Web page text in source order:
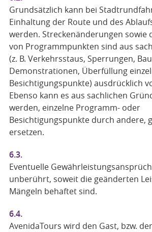
Grundsätzlich kann bei
Einhaltung der Route und des
werden. Streckenänderungen sowie
von Programmpunkten sind aus
(z. B. Verkehrsstaus, Sperrungen,
Demonstrationen, Überfüllung
Besichtigungspunkte) ausdrücklich
Ebenso kann es aus sachlichen
werden, einzelne Programm- oder
Besichtigungspunkte durch andere,
ersetzen.
6.3.
Eventuelle
unberührt, soweit die geänderten
Mängeln behaftet sind.
6.4.
AvenidaTours wird den Gast, bzw.